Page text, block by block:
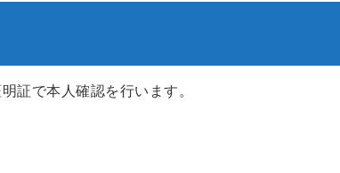
証で本人確認を行います。